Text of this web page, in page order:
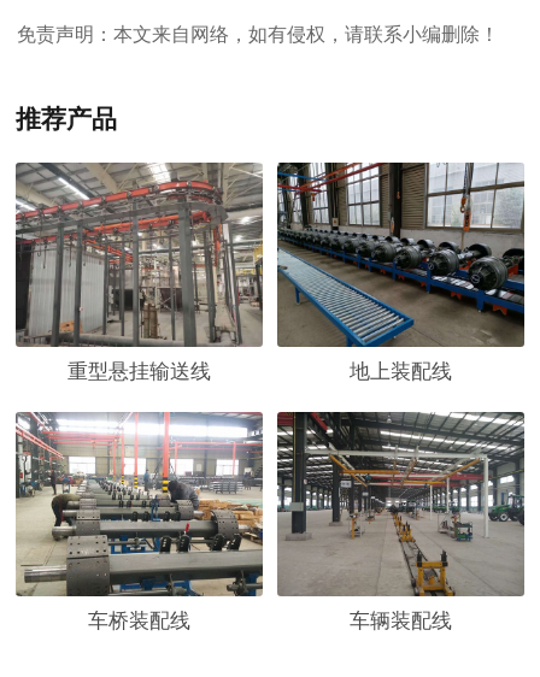
免责声明：本文来自网络，如有侵权，请联系小编删除！
推荐产品
重型悬挂输送线 地上装配线
车桥装配线 车辆装配线